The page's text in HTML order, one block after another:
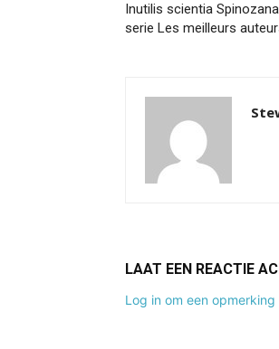
Inutilis scientia
serie Les meilleurs
LAAT EEN REACTIE
Log in om een